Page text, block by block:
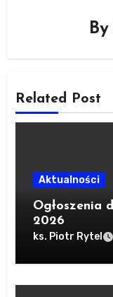
By
Related Post
Aktualności
Ogłoszenia
2026
ks. Piotr Rytel